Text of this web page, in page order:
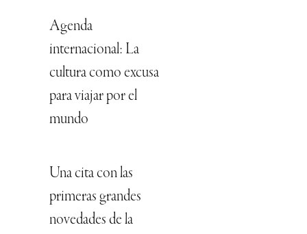
Agenda
internacional: La
cultura como excusa
para viajar por el
mundo
Una cita con las
primeras grandes
novedades de la